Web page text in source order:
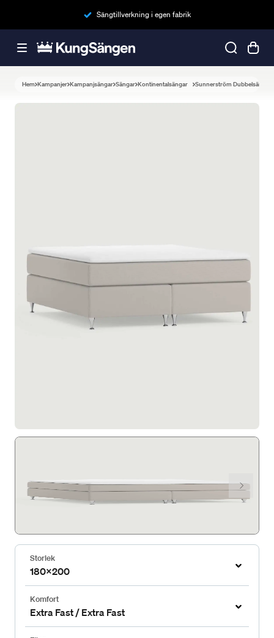
Sängtillverkning i egen fabrik
Hem Kampanjer Kampanjsängar Sängar Kontinentalsängar Sunnerström Dubbelsäng
Storlek
180x200
Komfort
Extra Fast / Extra Fast